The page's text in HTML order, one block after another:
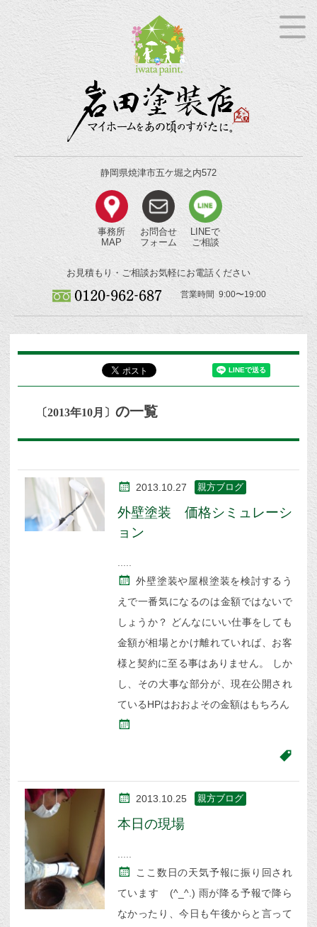
静岡県焼津市五ケ堀之内572
事務所
MAP
お問合せ
フォーム
LINEで
ご相談
お見積もり・ご相談お気軽にお電話ください
営業時間 9:00〜19:00
〔2013年10月〕の一覧
2013.10.27 親方ブログ
外壁塗装 価格シミュレーシ
ョン
外壁塗装や屋根塗装を検討するう
えで一番気になるのは金額ではないで
しょうか？ どんなにいい仕事をしても
金額が相場とかけ離れていれば、お客
様と契約に至る事はありません。 しか
し、その大事な部分が、現在公開され
ているHPはおおよその金額はもちろん
2013.10.25 親方ブログ
本日の現場
ここ数日の天気予報に振り回され
ています (^_^.) 雨が降る予報で降ら
なかったり、今日も午後からと言って